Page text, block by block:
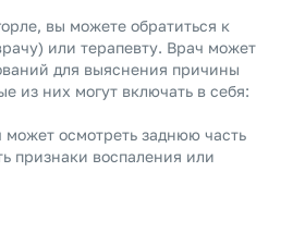
вы можете обратиться к
или терапевту. Врач может
для выяснения причины
из них могут включать в себя:
может осмотреть заднюю часть
признаки воспаления или